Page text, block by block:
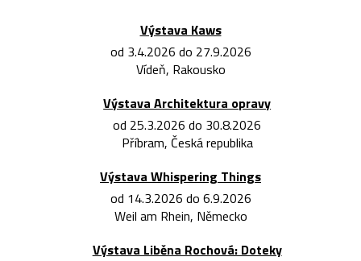
Výstava Kaws
od 3.4.2026 do 27.9.2026
Vídeň, Rakousko
Výstava Architektura opravy
od 25.3.2026 do 30.8.2026
Příbram, Česká republika
Výstava Whispering Things
od 14.3.2026 do 6.9.2026
Weil am Rhein, Německo
Výstava Liběna Rochová: Doteky